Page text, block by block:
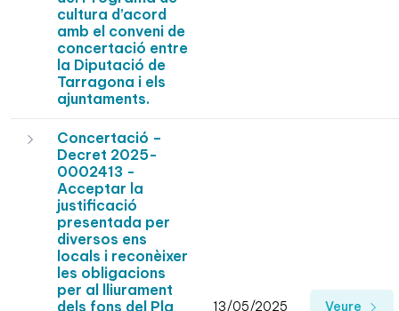
cultura d’acord
amb el conveni de
concertació entre
la Diputació de
Tarragona i els
ajuntaments.
Concertació –
Decret 2025-
0002413 -
Acceptar la
justificació
presentada per
diversos ens
locals i reconèixer
les obligacions
per al lliurament
dels fons del Pla
13/05/2025 Veure